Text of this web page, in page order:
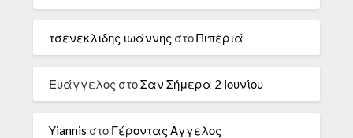
τσενεκλιδης ιωάννης στοΠιπεριά
Ευάγγελος στοΣαν Σήμερα 2 Ιουνίου
Yiannis στο Γέροντας Αγγελος